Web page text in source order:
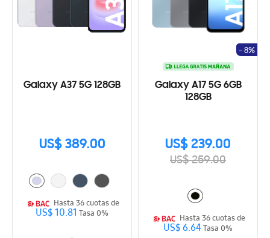
Galaxy A37 5G 128GB
US$ 389.00
Hasta 36 cuotas de
US$ 10.81 Tasa 0%
Galaxy A17 5G 6GB
128GB
US$ 239.00
US$ 259.00
- 8%
Hasta 36 cuotas de
US$ 6.64Tasa 0%